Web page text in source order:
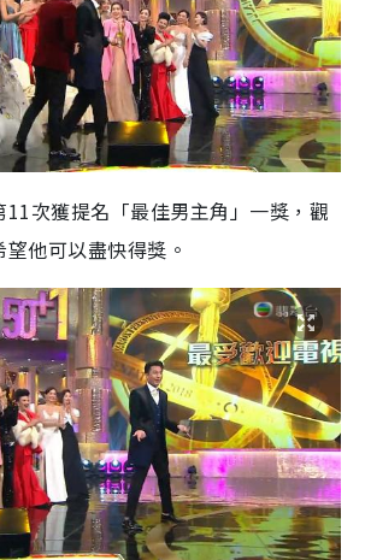
次獲提名「最佳男主角」一獎，觀
他可以盡快得獎。